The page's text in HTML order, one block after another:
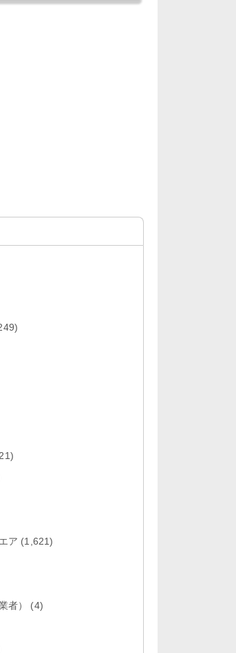
Liguid G...
ス。AIプロ...
」iOS向...
...
レンダー 26.29.4」iOS
をリリース。...
441.0.0」iOS向け最新
ライブ - 安全なオンラ
訳 10.31.311」iOS向
Excel 2.112.3」iOS向
ア (1,621)
者）
(4)